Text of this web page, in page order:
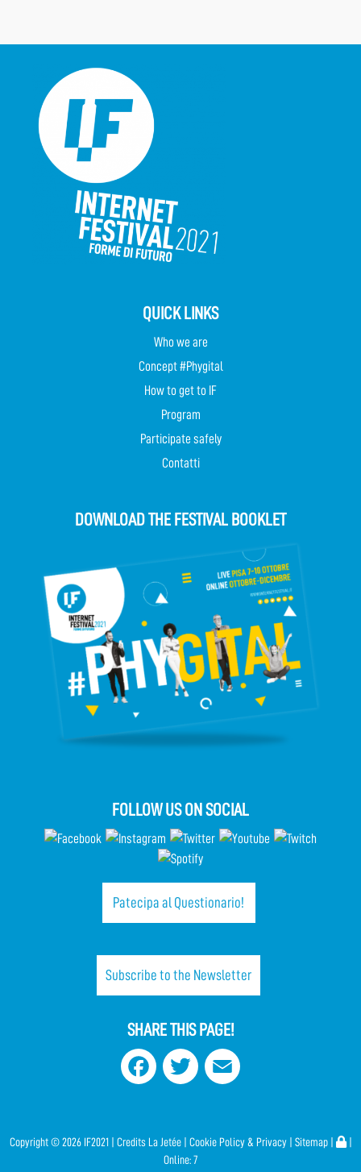
QUICK LINKS
Who we are
Concept #Phygital
How to get to IF
Program
Participate safely
Contatti
DOWNLOAD THE FESTIVAL BOOKLET
FOLLOW US ON SOCIAL
Patecipa al Questionario!
Subscribe to the Newsletter
SHARE THIS PAGE!
Facebook Twitter
Copyright © 2026 IF2021 | Credits La Jetée| Cookie Policy & Privacy| Sitemap|
|
Online: 7